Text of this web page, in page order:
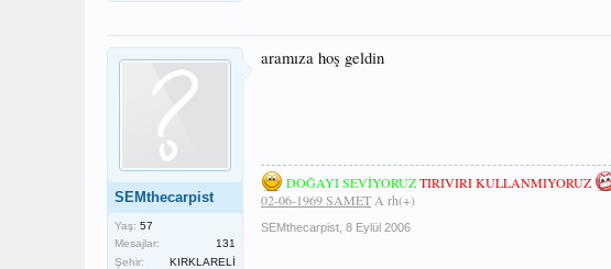
SEMthecarpist
Yaş: 57
Mesajlar:
131
Şehir:
KIRKLARELİ
aramıza hoş geldin
DOĞAYI SEVİYORUZTIRIVIRI KULLANMIYORUZ
02-06-1969 SAMET A rh(+)
SEMthecarpist 8 Eylül 2006